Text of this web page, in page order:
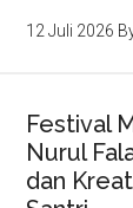
12 Juli 2026
Festival
Nurul
dan